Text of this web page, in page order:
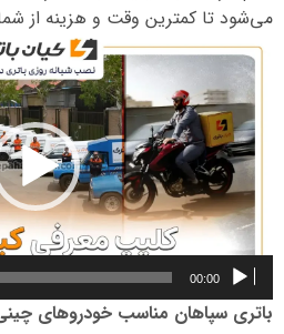
می‌شود تا کمترین وقت و هزینه از
00:00
باتری سپاهان مناسب خودروهای